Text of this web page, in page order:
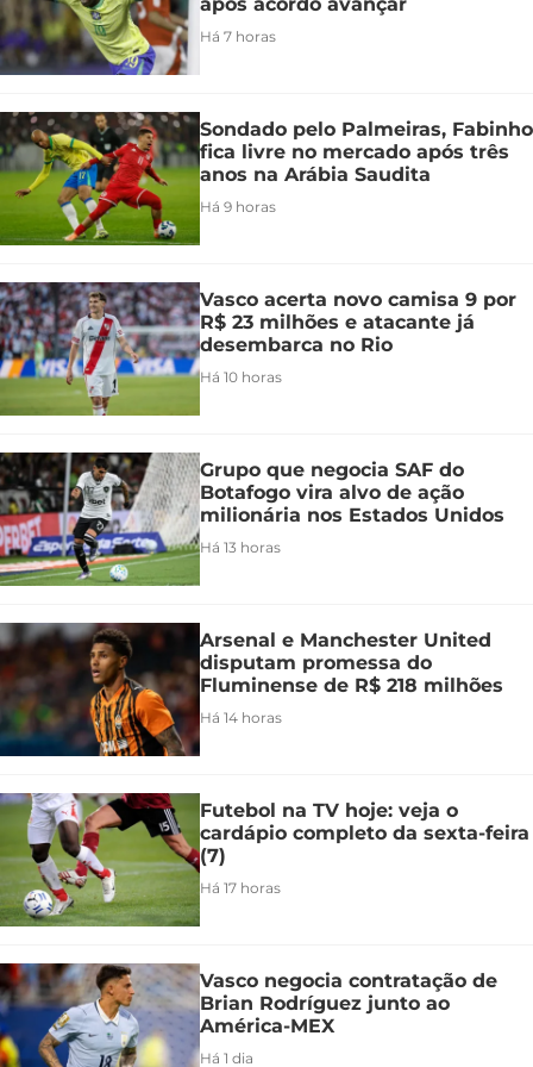
Há 7 horas
Sondado pelo Palmeiras, Fabinho
fica livre no mercado após três
anos na Arábia Saudita
Há 9 horas
Vasco acerta novo camisa 9 por
R$ 23 milhões e atacante já
desembarca no Rio
Há 10 horas
Grupo que negocia SAF do
Botafogo vira alvo de ação
milionária nos Estados Unidos
Há 13 horas
Arsenal e Manchester United
disputam promessa do
Fluminense de R$ 218 milhões
Há 14 horas
Futebol na TV hoje: veja o
cardápio completo da sexta-feira
(7)
Há 17 horas
Vasco negocia contratação de
Brian Rodríguez junto ao
América-MEX
Há 1 dia